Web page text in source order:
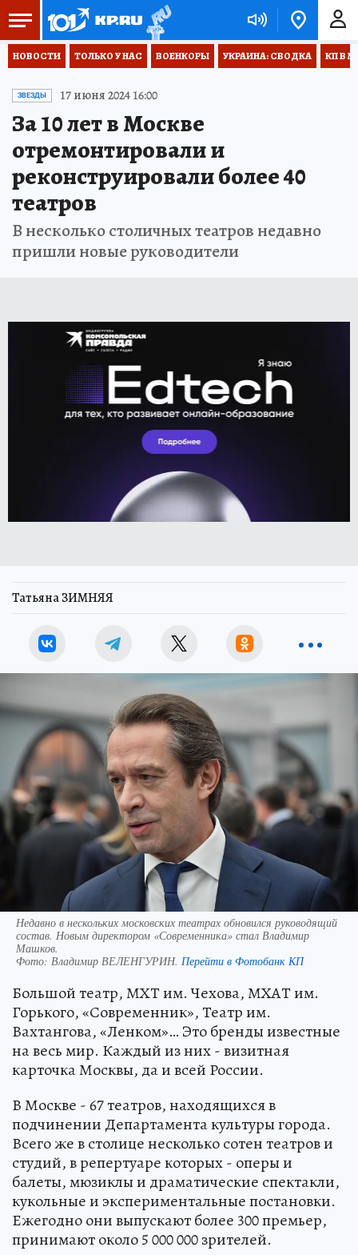
НОВОСТИ ТОЛЬКО У НАС ВОЕНКОРЫ УКРАИНА: СВОДКА КП В
ЗВЕЗДЫ 17 июня 2024 16:00
За 10 лет в Москве
отремонтировали и
реконструировали более 40
театров
В несколько столичных театров недавно
пришли новые руководители
Татьяна ЗИМНЯЯ
Недавно в нескольких московских театрах обновился руководящий
состав. Новым директором «Современника» стал Владимир
Машков.
Фото: Владимир ВЕЛЕНГУРИН. Перейти в Фотобанк КП
Большой театр, МХТ им. Чехова, МХАТ им.
Горького, «Современник», Театр им.
Вахтангова, «Ленком»… Это бренды известные
на весь мир. Каждый из них - визитная
карточка Москвы, да и всей России.
В Москве - 67 театров, находящихся в
подчинении Департамента культуры города.
Всего же в столице несколько сотен театров и
студий, в репертуаре которых - оперы и
балеты, мюзиклы и драматические спектакли,
кукольные и экспериментальные постановки.
Ежегодно они выпускают более 300 премьер,
принимают около 5 000 000 зрителей.